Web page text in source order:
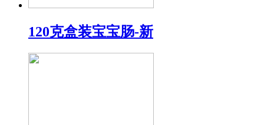
120克盒装宝宝肠-新